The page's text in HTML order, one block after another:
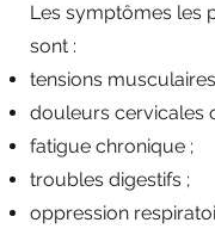
Les symptômes les
sont :
tensions
douleurs cervicales
fatigue chronique ;
troubles digestifs ;
oppression